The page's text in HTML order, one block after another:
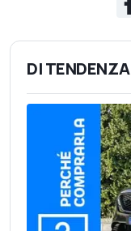
DI TENDENZA